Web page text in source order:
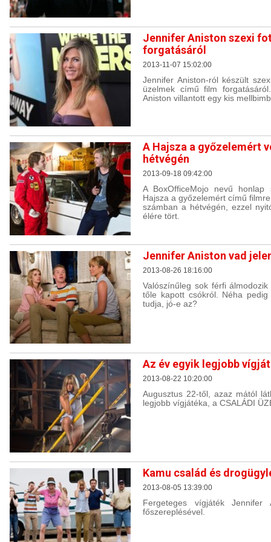
Jennifer Aniston szexi
forgatásáról
2013-11-07 15:02:00
Jennifer Aniston-ról készült
üzelmek című film
Aniston villantott egy kis
A Hajsza a győzelemért
hétvégén
2013-09-18 09:42:00
A BoxOfficeMojo nevű
Hajsza a győzelemért című
számban a hétvégén, ezzel
élére tört.
Jennifer Aniston vad
2013-08-26 18:16:00
Valószínűleg sok férfi
tőle kapott csókról. Néha
tudja, jó-e az?
Az év egyik legjobb
2013-08-22 10:20:00
Augusztus 22-től, azaz mától
legjobb vígjátéka, a CSALÁDI
Kamu család és
2013-08-05 13:39:00
Fergeteges vígjáték
főszereplésével.